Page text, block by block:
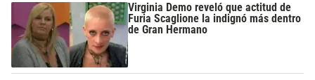
Virginia Demo reveló que actitud de
Furia Scaglione la indignó más dentro
de Gran Hermano